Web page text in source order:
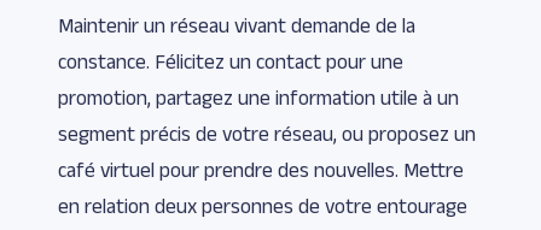
Maintenir un réseau vivant demande de la
constance. Félicitez un contact pour une
promotion, partagez une information utile à un
segment précis de votre réseau, ou proposez un
café virtuel pour prendre des nouvelles. Mettre
en relation deux personnes de votre entourage